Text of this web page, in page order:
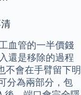
血管的一半價錢
還是移除的過程
不會在手臂留下明
分為兩部分，包